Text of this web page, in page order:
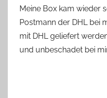
Meine Box kam wieder
Postmann der DHL bei
mit DHL geliefert
und unbeschadet bei